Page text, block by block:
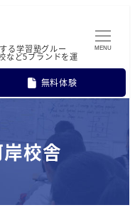
る学習塾グルー
など5ブランドを運
無料体験
MENU
校舎